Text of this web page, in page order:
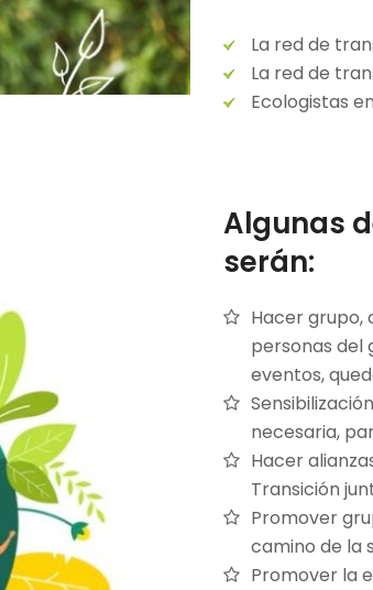
La red de
La red de
Ecologistas
Algunas
serán:
Hacer grupo,
personas del
eventos,
necesaria,
Hacer
Transición
Promover
camino de la
Promover la